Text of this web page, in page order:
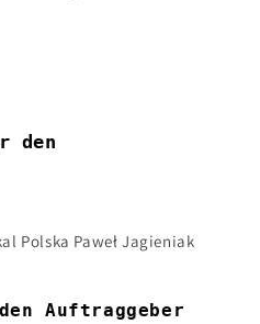
den
Polska Paweł Jagieniak
Auftraggeber